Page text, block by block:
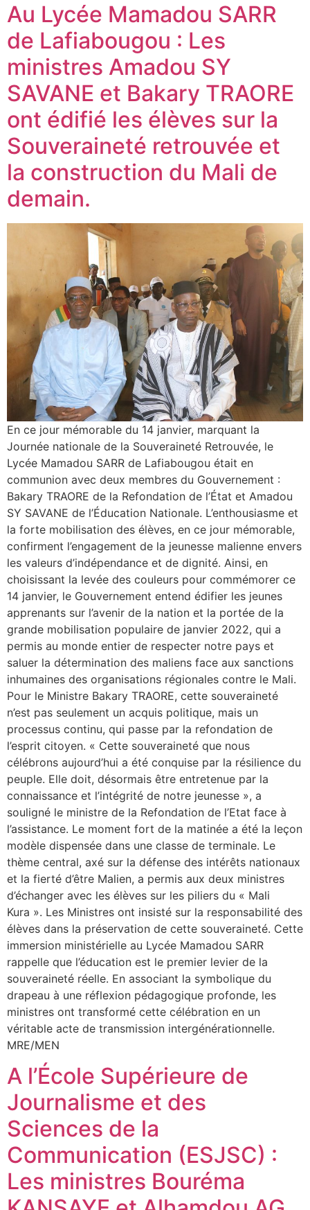
Au Lycée Mamadou SARR
de Lafiabougou : Les
ministres Amadou SY
SAVANE et Bakary TRAORE
ont édifié les élèves sur la
Souveraineté retrouvée et
la construction du Mali de
demain.
En ce jour mémorable du 14 janvier, marquant la
Journée nationale de la Souveraineté Retrouvée, le
Lycée Mamadou SARR de Lafiabougou était en
communion avec deux membres du Gouvernement :
Bakary TRAORE de la Refondation de l’État et Amadou
SY SAVANE de l’Éducation Nationale. L’enthousiasme et
la forte mobilisation des élèves, en ce jour mémorable,
confirment l’engagement de la jeunesse malienne envers
les valeurs d’indépendance et de dignité. Ainsi, en
choisissant la levée des couleurs pour commémorer ce
14 janvier, le Gouvernement entend édifier les jeunes
apprenants sur l’avenir de la nation et la portée de la
grande mobilisation populaire de janvier 2022, qui a
permis au monde entier de respecter notre pays et
saluer la détermination des maliens face aux sanctions
inhumaines des organisations régionales contre le Mali.
Pour le Ministre Bakary TRAORE, cette souveraineté
n’est pas seulement un acquis politique, mais un
processus continu, qui passe par la refondation de
l’esprit citoyen. « Cette souveraineté que nous
célébrons aujourd’hui a été conquise par la résilience du
peuple. Elle doit, désormais être entretenue par la
connaissance et l’intégrité de notre jeunesse », a
souligné le ministre de la Refondation de l’Etat face à
l’assistance. Le moment fort de la matinée a été la leçon
modèle dispensée dans une classe de terminale. Le
thème central, axé sur la défense des intérêts nationaux
et la fierté d’être Malien, a permis aux deux ministres
d’échanger avec les élèves sur les piliers du « Mali
Kura ». Les Ministres ont insisté sur la responsabilité des
élèves dans la préservation de cette souveraineté. Cette
immersion ministérielle au Lycée Mamadou SARR
rappelle que l’éducation est le premier levier de la
souveraineté réelle. En associant la symbolique du
drapeau à une réflexion pédagogique profonde, les
ministres ont transformé cette célébration en un
véritable acte de transmission intergénérationnelle.
MRE/MEN
A l’École Supérieure de
Journalisme et des
Sciences de la
Communication (ESJSC) :
Les ministres Bouréma